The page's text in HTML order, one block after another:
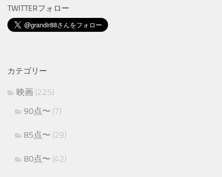
TWITTERフォロー
カテゴリー
映画 (225)
90点〜 (7)
85点〜 (29)
80点〜 (42)